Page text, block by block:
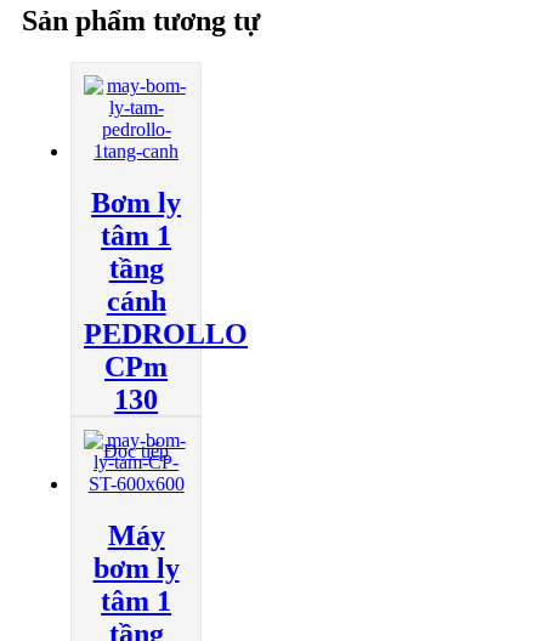
Sản phẩm tương tự
Bơm ly
tâm 1
tầng
cánh
PEDROLLO
CPm
130
Đọc tiếp
Máy
bơm ly
tâm 1
tầng